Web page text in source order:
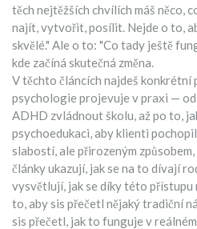
těch nejtěžších chvílích máš něco,
najít, vytvořit, posílit. Nejde o to,
skvělé." Ale o to: "Co tady ještě
kde začíná skutečná změna.
V těchto článcích najdeš konkrétní
psychologie projevuje v praxi — od
ADHD zvládnout školu, až po to,
psychoedukaci, aby klienti
slabostí, ale přirozeným
články ukazují, jak se na to dívají
vysvětlují, jak se díky této přístupu
to, aby sis přečetl nějaký tradiční
sis přečetl, jak to funguje v